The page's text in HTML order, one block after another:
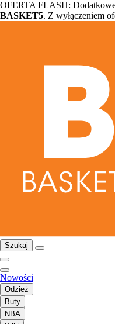
OFERTA FLASH: Dodatkowe
BASKET5. Z wyłączeniem
Szukaj
Nowości
Odzież
Buty
NBA